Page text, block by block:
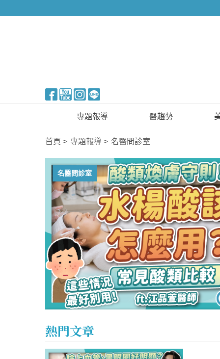
專題報導
新知快訊
醫美整形
保健醫療
生活知識
心理健康
駐站專家
名醫問診室
醫趨勢
美醫FUN知識
國際新知
首頁 專題報導 名醫問診室
名醫問診室
熱門文章